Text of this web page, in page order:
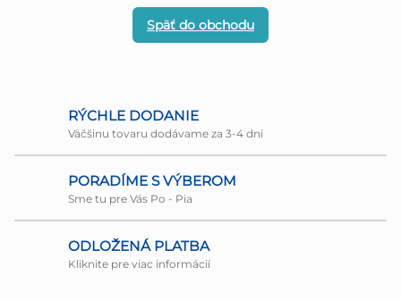
Späť do obchodu
RÝCHLE DODANIE
Väčšinu tovaru dodávame za 3-4 dni
PORADÍME S VÝBEROM
Sme tu pre Vás Po - Pia
ODLOŽENÁ PLATBA
Kliknite pre viac informácií